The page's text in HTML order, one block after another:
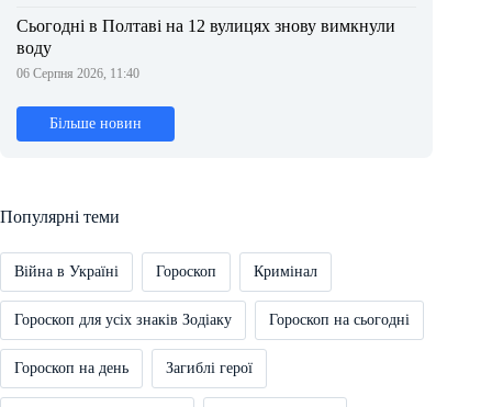
Сьогодні в Полтаві на 12 вулицях знову вимкнули
воду
06 Серпня 2026, 11:40
Більше новин
Популярні теми
Війна в Україні Гороскоп Кримінал
Гороскоп для усіх знаків Зодіаку Гороскоп на сьогодні
Гороскоп на день Загиблі герої